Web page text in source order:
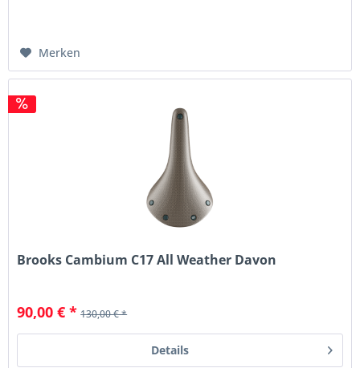
Merken
Brooks Cambium C17 All Weather Davon
90,00 € * 130,00 € *
Details